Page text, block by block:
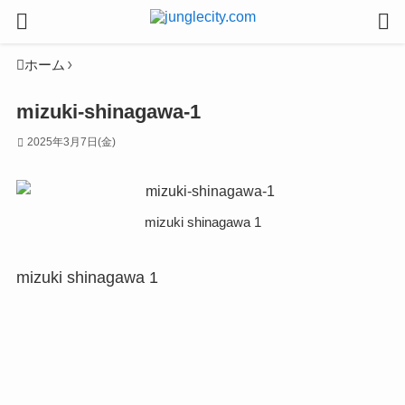
ホーム
mizuki-shinagawa-1
2025年3月7日(金)
mizuki shinagawa 1
mizuki shinagawa 1